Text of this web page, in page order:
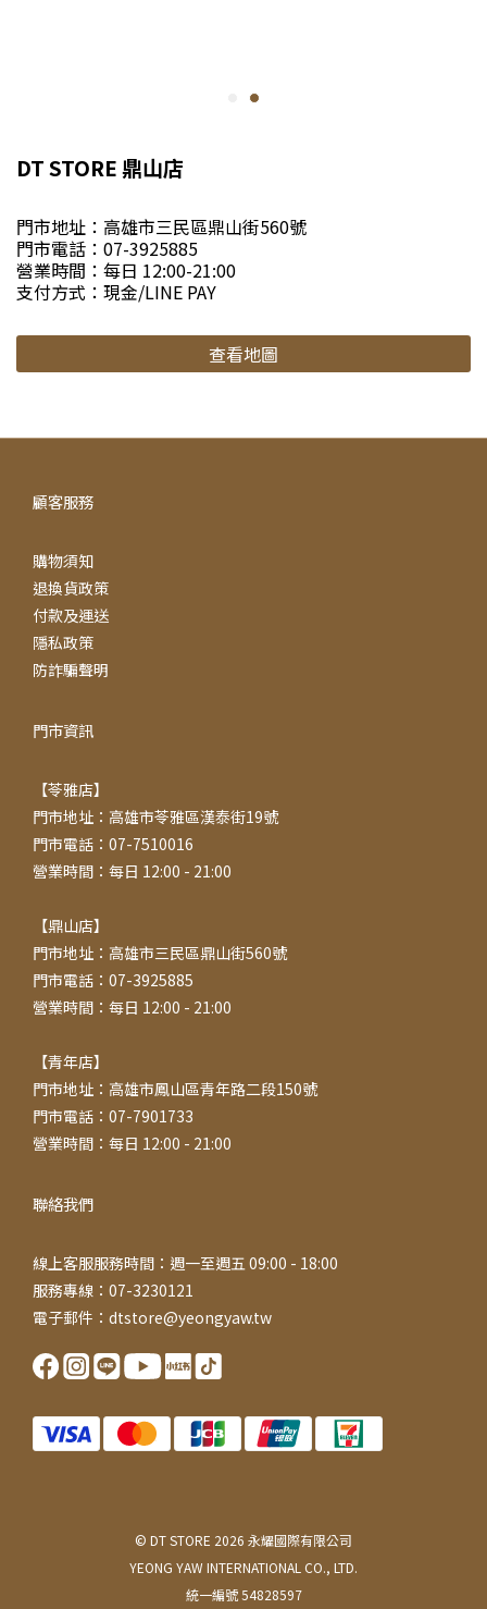
DT STORE 鼎山店
門市地址：高雄市三民區鼎山街560號
門市電話：07-3925885
營業時間：每日 12:00-21:00
支付方式：現金/LINE PAY
查看地圖
顧客服務
購物須知
退換貨政策
付款及運送
隱私政策
防詐騙聲明
門市資訊
【苓雅店】
門市地址：高雄市苓雅區漢泰街19號
門市電話：07-7510016
營業時間：每日 12:00 - 21:00
【鼎山店】
門市地址：高雄市三民區鼎山街560號
門市電話：07-3925885
營業時間：每日 12:00 - 21:00
【青年店】
門市地址：高雄市鳳山區青年路二段150號
門市電話：07-7901733
營業時間：每日 12:00 - 21:00
聯絡我們
線上客服服務時間：週一至週五 09:00 - 18:00
服務專線：07-3230121
電子郵件：dtstore@yeongyaw.tw
© DT STORE 2026 永耀國際有限公司
YEONG YAW INTERNATIONAL CO., LTD.
統一編號 54828597